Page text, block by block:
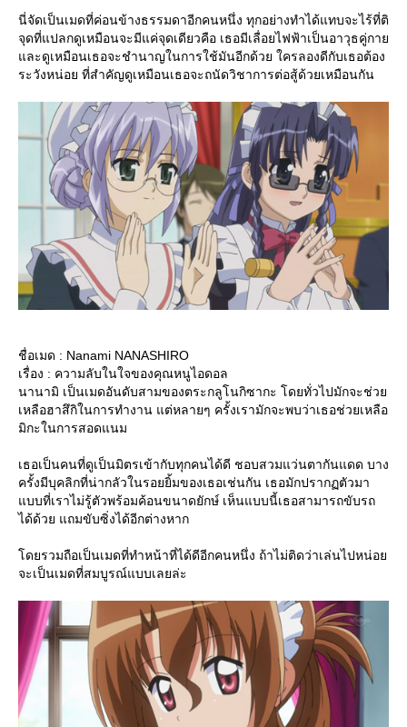
นี่จัดเป็นเมดที่ค่อนข้างธรรมดาอีกคนหนึ่ง ทุกอย่างทำได้แทบจะไร้ที่ติ
จุดที่แปลกดูเหมือนจะมีแค่จุดเดียวคือ เธอมีเลื่อยไฟฟ้าเป็นอาวุธคู่กา
ละดูเหมือนเธอจะชำนาญในการใช้มันอีกด้วย ใครลองดีกับเธอต้อง
ระวังหน่อย ที่สำคัญดูเหมือนเธอจะถนัดวิชาการต่อสู้ด้วยเหมือนกัน
ชื่อเมด : Nanami NANASHIRO
เรื่อง : ความลับในใจของคุณหนูไอดอล
นานามิ เป็นเมดอันดับสามของตระกลูโนกิซากะ โดยทั่วไปมักจะช่ว
เหลือฮาสึกิในการทำงาน แต่หลายๆ ครั้งเรามักจะพบว่าเธอช่วยเหลือ
มิกะในการสอดแนม
เธอเป็นคนที่ดูเป็นมิตรเข้ากับทุกคนได้ดี ชอบสวมแว่นตากันแดด บาง
ครั้งมีบุคลิกที่น่ากลัวในรอยยิ้มของเธอเช่นกัน เธอมักปรากฏตัวมา
บบที่เราไม่รู้ตัวพร้อมค้อนขนาดยักษ์ เห็นแบบนี้เธอสามารถขับรถ
ได้ด้วย แถมขับซิ่งได้อีกต่างหาก
ดยรวมถือเป็นเมดที่ทำหน้าที่ได้ดีอีกคนหนึ่ง ถ้าไม่ติดว่าเล่นไปหน่อ
จะเป็นเมดที่สมบูรณ์แบบเลยล่ะ